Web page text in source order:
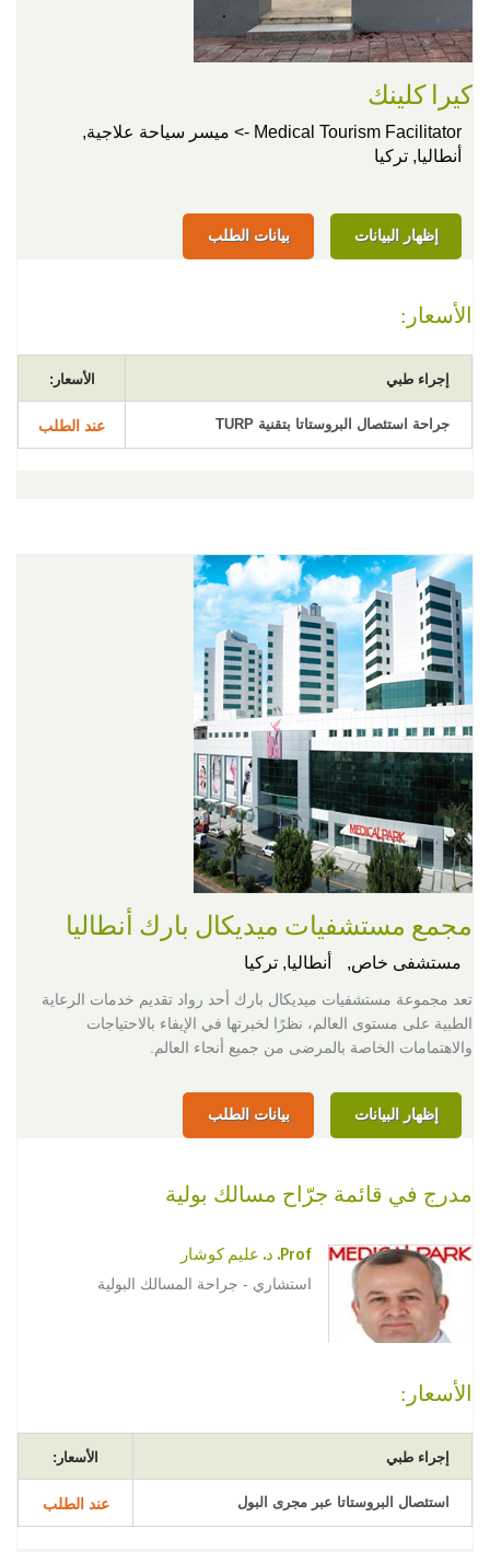
كيرا كلينك
Medical Tourism Facilitator -> ميسر سياحة علاجية,
أنطاليا, تركيا
إظهار البيانات بيانات الطلب
الأسعار:
إجراء طبي الأسعار:
جراحة استئصال البروستاتا بتقنية TURP عند الطلب
مجمع مستشفيات ميديكال بارك أنطاليا
مستشفى خاص, أنطاليا, تركيا
تعد مجموعة مستشفيات ميديكال بارك أحد رواد تقديم خدمات الرعاية
الطبية على مستوى العالم، نظرًا لخبرتها في الإيفاء بالاحتياجات
والاهتمامات الخاصة بالمرضى من جميع أنحاء العالم.
إظهار البيانات بيانات الطلب
مدرج في قائمة جرّاح مسالك بولية
Prof. د. عليم كوشار
استشاري - جراحة المسالك البولية
الأسعار:
إجراء طبي الأسعار:
استئصال البروستاتا عبر مجرى البول عند الطلب